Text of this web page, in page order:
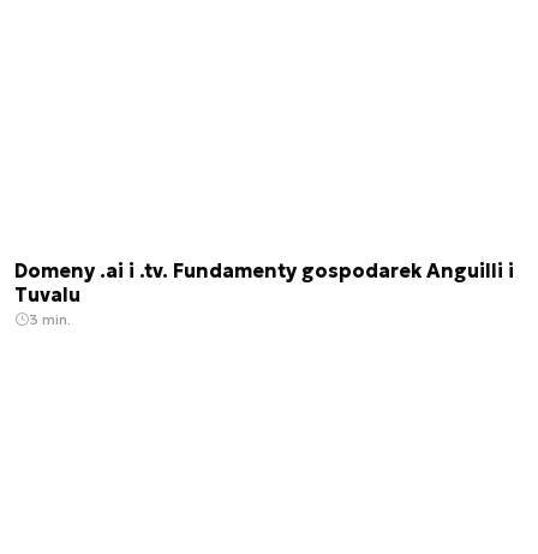
Domeny .ai i .tv. Fundamenty gospodarek Anguilli i
Tuvalu
3 min.